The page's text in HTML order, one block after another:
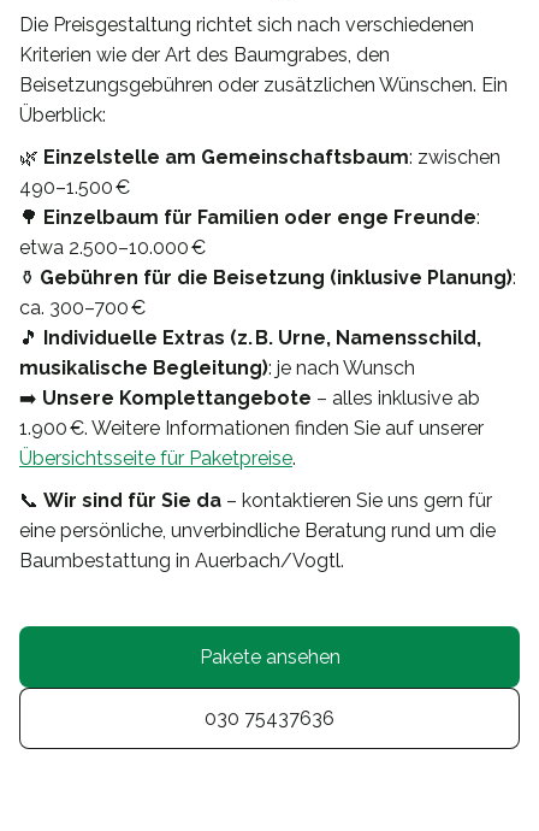
Die Preisgestaltung richtet sich nach verschiedenen
Kriterien wie der Art des Baumgrabes, den
Beisetzungsgebühren oder zusätzlichen Wünschen. Ein
Überblick:
🌿 Einzelstelle am Gemeinschaftsbaum: zwischen
490–1.500 €
🌳 Einzelbaum für Familien oder enge Freunde:
etwa 2.500–10.000 €
⚱️ Gebühren für die Beisetzung (inklusive Planung):
ca. 300–700 €
🎵 Individuelle Extras (z. B. Urne, Namensschild,
musikalische Begleitung): je nach Wunsch
➡️ Unsere Komplettangebote – alles inklusive ab
1.900 €. Weitere Informationen finden Sie auf unserer
Übersichtsseite für Paketpreise.
📞 Wir sind für Sie da – kontaktieren Sie uns gern für
eine persönliche, unverbindliche Beratung rund um die
Baumbestattung in Auerbach/Vogtl.
Pakete ansehen
030 75437636